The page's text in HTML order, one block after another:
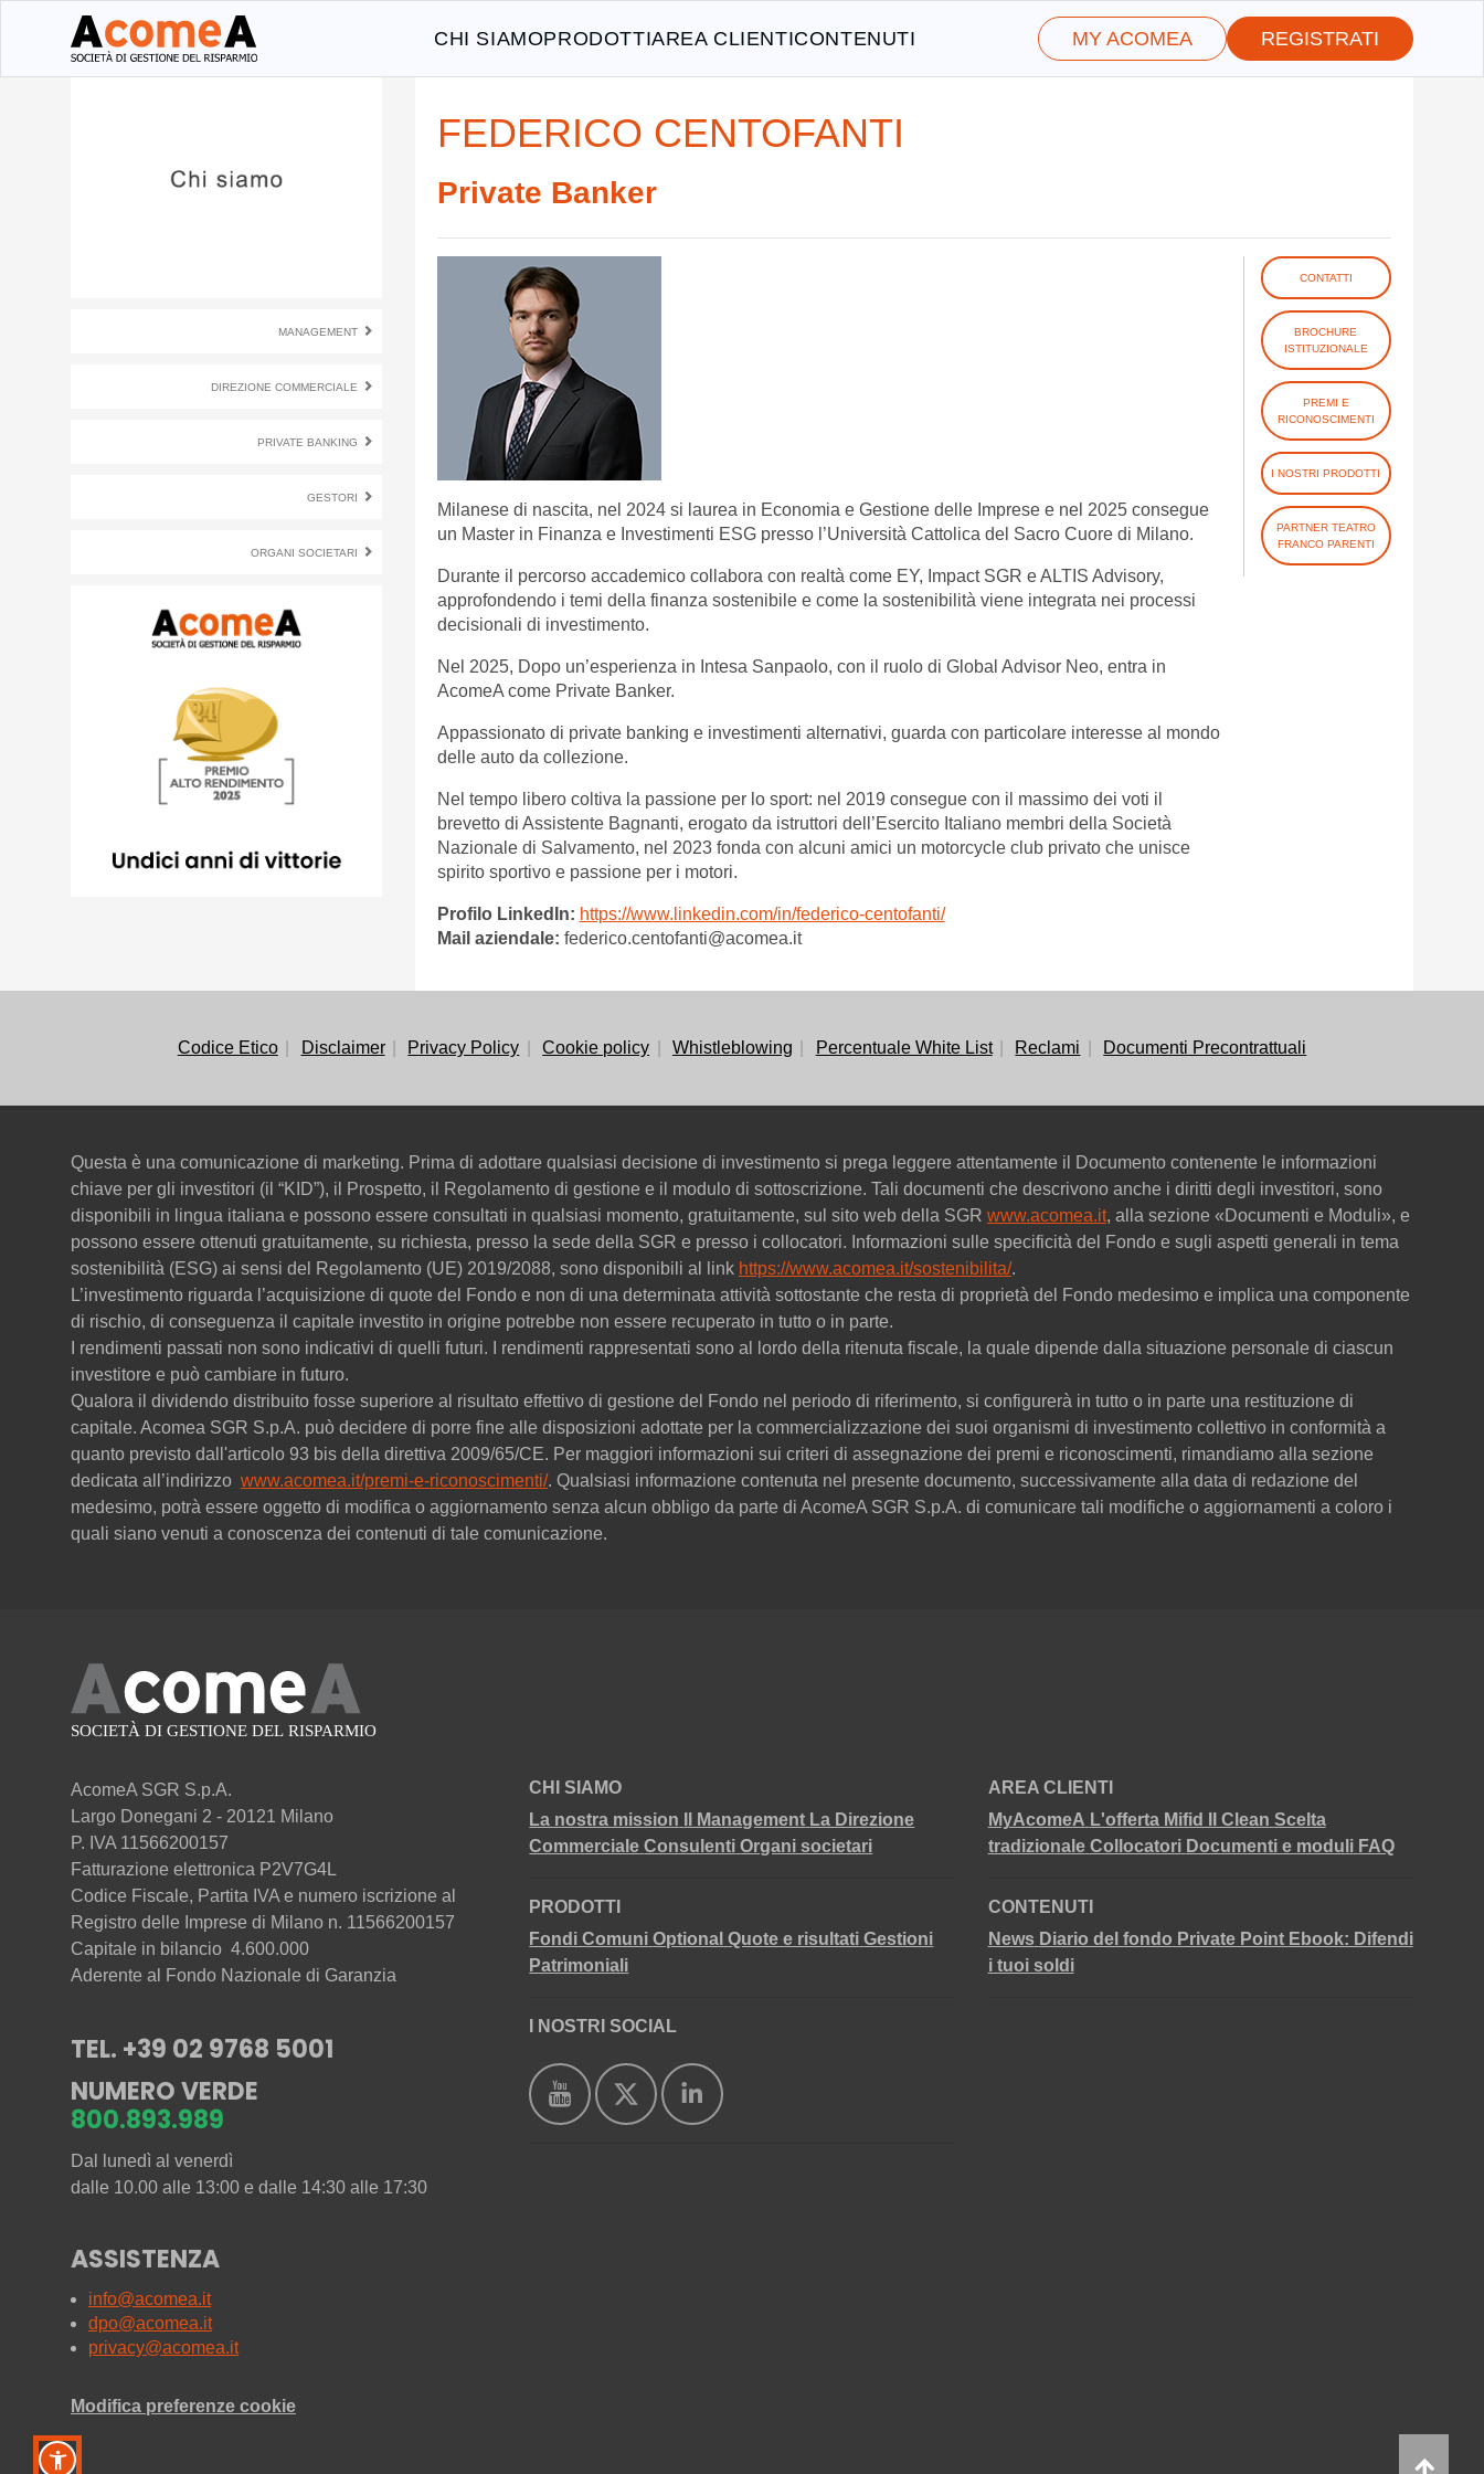
CHI SIAMOPRODOTTIAREA CLIENTICONTENUTI MY ACOMEA REGISTRATI
MANAGEMENT
DIREZIONE COMMERCIALE
PRIVATE BANKING
GESTORI
ORGANI SOCIETARI
FEDERICO CENTOFANTI
Private Banker
Milanese di nascita, nel 2024 si laurea in Economia e Gestione delle Imprese e nel 2025 consegue
un Master in Finanza e Investimenti ESG presso l’Università Cattolica del Sacro Cuore di Milano.
Durante il percorso accademico collabora con realtà come EY, Impact SGR e ALTIS Advisory,
approfondendo i temi della finanza sostenibile e come la sostenibilità viene integrata nei processi
decisionali di investimento.
Nel 2025, Dopo un’esperienza in Intesa Sanpaolo, con il ruolo di Global Advisor Neo, entra in
AcomeA come Private Banker.
Appassionato di private banking e investimenti alternativi, guarda con particolare interesse al mondo
delle auto da collezione.
Nel tempo libero coltiva la passione per lo sport: nel 2019 consegue con il massimo dei voti il
brevetto di Assistente Bagnanti, erogato da istruttori dell’Esercito Italiano membri della Società
Nazionale di Salvamento, nel 2023 fonda con alcuni amici un motorcycle club privato che unisce
spirito sportivo e passione per i motori.
Profilo LinkedIn: https://www.linkedin.com/in/federico-centofanti/
Mail aziendale: federico.centofanti@acomea.it
CONTATTI
BROCHURE
ISTITUZIONALE
PREMI E
RICONOSCIMENTI
I NOSTRI PRODOTTI
PARTNER TEATRO
FRANCO PARENTI
Codice Etico Disclaimer Privacy Policy Cookie policy Whistleblowing Percentuale White List Reclami Documenti Precontrattuali
Questa è una comunicazione di marketing. Prima di adottare qualsiasi decisione di investimento si prega leggere attentamente il Documento contenente le informazioni
chiave per gli investitori (il “KID”), il Prospetto, il Regolamento di gestione e il modulo di sottoscrizione. Tali documenti che descrivono anche i diritti degli investitori, sono
disponibili in lingua italiana e possono essere consultati in qualsiasi momento, gratuitamente, sul sito web della SGR www.acomea.it, alla sezione «Documenti e Moduli», e
possono essere ottenuti gratuitamente, su richiesta, presso la sede della SGR e presso i collocatori. Informazioni sulle specificità del Fondo e sugli aspetti generali in tema
sostenibilità (ESG) ai sensi del Regolamento (UE) 2019/2088, sono disponibili al link https://www.acomea.it/sostenibilita/.
L’investimento riguarda l’acquisizione di quote del Fondo e non di una determinata attività sottostante che resta di proprietà del Fondo medesimo e implica una componente
di rischio, di conseguenza il capitale investito in origine potrebbe non essere recuperato in tutto o in parte.
I rendimenti passati non sono indicativi di quelli futuri. I rendimenti rappresentati sono al lordo della ritenuta fiscale, la quale dipende dalla situazione personale di ciascun
investitore e può cambiare in futuro.
Qualora il dividendo distribuito fosse superiore al risultato effettivo di gestione del Fondo nel periodo di riferimento, si configurerà in tutto o in parte una restituzione di
capitale. Acomea SGR S.p.A. può decidere di porre fine alle disposizioni adottate per la commercializzazione dei suoi organismi di investimento collettivo in conformità a
quanto previsto dall'articolo 93 bis della direttiva 2009/65/CE. Per maggiori informazioni sui criteri di assegnazione dei premi e riconoscimenti, rimandiamo alla sezione
dedicata all’indirizzo www.acomea.it/premi-e-riconoscimenti/. Qualsiasi informazione contenuta nel presente documento, successivamente alla data di redazione del
medesimo, potrà essere oggetto di modifica o aggiornamento senza alcun obbligo da parte di AcomeA SGR S.p.A. di comunicare tali modifiche o aggiornamenti a coloro i
quali siano venuti a conoscenza dei contenuti di tale comunicazione.
AcomeA SGR S.p.A.
Largo Donegani 2 - 20121 Milano
P. IVA 11566200157
Fatturazione elettronica P2V7G4L
Codice Fiscale, Partita IVA e numero iscrizione al
Registro delle Imprese di Milano n. 11566200157
Capitale in bilancio 4.600.000
Aderente al Fondo Nazionale di Garanzia
TEL. +39 02 9768 5001
NUMERO VERDE
800.893.989
Dal lunedì al venerdì
dalle 10.00 alle 13:00 e dalle 14:30 alle 17:30
ASSISTENZA
info@acomea.it
dpo@acomea.it
privacy@acomea.it
Modifica preferenze cookie
CHI SIAMO
La nostra mission
Il Management La Direzione
Commerciale Consulenti Organi societari
PRODOTTI
Fondi Comuni Optional Quote e risultati Gestioni
Patrimoniali
I NOSTRI SOCIAL
AREA CLIENTI
MyAcomeA L'offerta Mifid II Clean Scelta
tradizionale Collocatori Documenti e moduli FAQ
CONTENUTI
News Diario del fondo Private Point Ebook: Difendi
i tuoi soldi